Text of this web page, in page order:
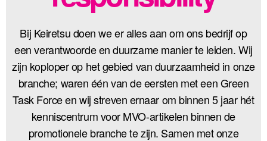
Bij Keiretsu doen we er alles aan om ons bedrijf op
een verantwoorde en duurzame manier te leiden. Wij
zijn koploper op het gebied van duurzaamheid in onze
branche; waren één van de eersten met een Green
Task Force en wij streven ernaar om binnen 5 jaar hét
kenniscentrum voor MVO-artikelen binnen de
promotionele branche te zijn. Samen met onze